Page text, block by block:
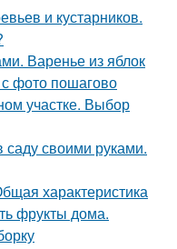
и кустарников.
Варенье из яблок
фото пошагово
участке. Выбор
саду своими руками.
характеристика
фрукты дома.